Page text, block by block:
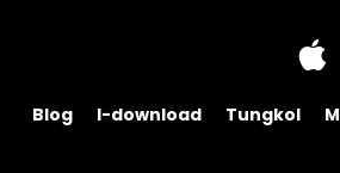
Blog I-download Tungkol